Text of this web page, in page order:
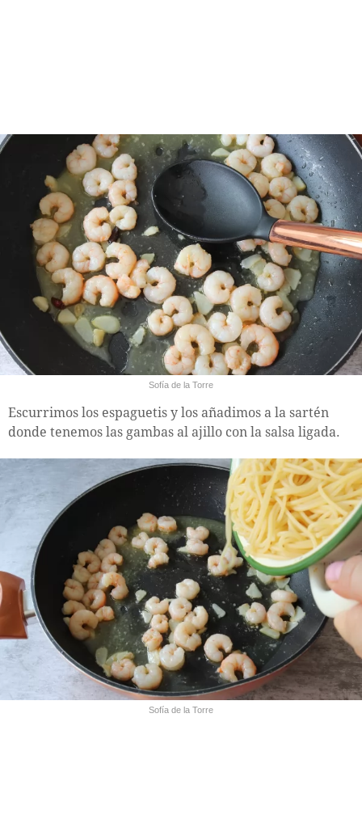
Sofía de la Torre
Escurrimos los espaguetis y los añadimos a la sartén
donde tenemos las gambas al ajillo con la salsa ligada.
Sofía de la Torre